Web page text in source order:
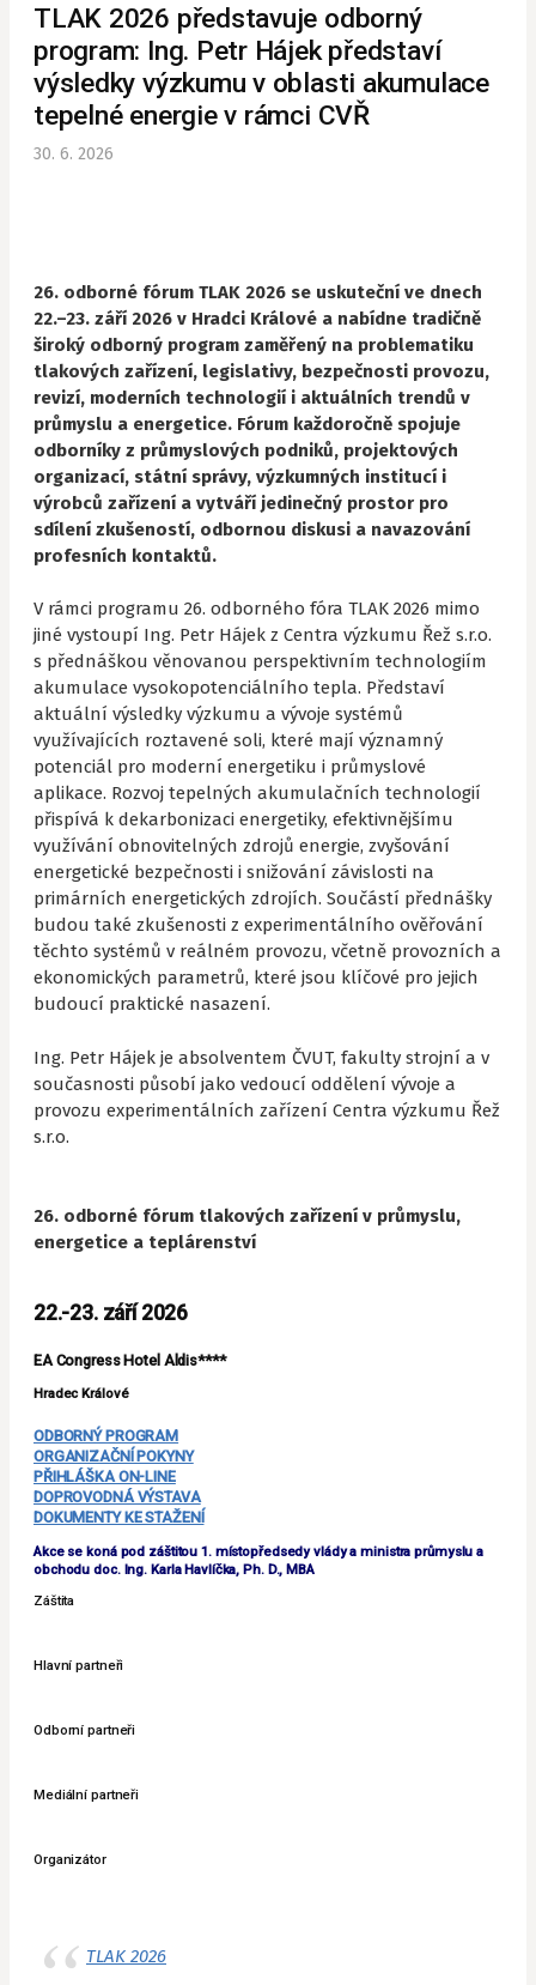
TLAK 2026 představuje odborný
program: Ing. Petr Hájek představí
výsledky výzkumu v oblasti akumulace
tepelné energie v rámci CVŘ
30. 6. 2026
26. odborné fórum TLAK 2026 se uskuteční ve dnech
22.–23. září 2026 v Hradci Králové a nabídne tradičně
široký odborný program zaměřený na problematiku
tlakových zařízení, legislativy, bezpečnosti provozu,
revizí, moderních technologií i aktuálních trendů v
průmyslu a energetice. Fórum každoročně spojuje
odborníky z průmyslových podniků, projektových
organizací, státní správy, výzkumných institucí i
výrobců zařízení a vytváří jedinečný prostor pro
sdílení zkušeností, odbornou diskusi a navazování
profesních kontaktů.
V rámci programu 26. odborného fóra TLAK 2026 mimo
jiné vystoupí Ing. Petr Hájek z Centra výzkumu Řež s.r.o.
s přednáškou věnovanou perspektivním technologiím
akumulace vysokopotenciálního tepla. Představí
aktuální výsledky výzkumu a vývoje systémů
využívajících roztavené soli, které mají významný
potenciál pro moderní energetiku i průmyslové
aplikace. Rozvoj tepelných akumulačních technologií
přispívá k dekarbonizaci energetiky, efektivnějšímu
využívání obnovitelných zdrojů energie, zvyšování
energetické bezpečnosti i snižování závislosti na
primárních energetických zdrojích. Součástí přednášky
budou také zkušenosti z experimentálního ověřování
těchto systémů v reálném provozu, včetně provozních a
ekonomických parametrů, které jsou klíčové pro jejich
budoucí praktické nasazení.
Ing. Petr Hájek je absolventem ČVUT, fakulty strojní a v
současnosti působí jako vedoucí oddělení vývoje a
provozu experimentálních zařízení Centra výzkumu Řež
s.r.o.
26. odborné fórum tlakových zařízení v průmyslu,
energetice a teplárenství
22.-23. září 2026
EA Congress Hotel Aldis****
Hradec Králové
ODBORNÝ PROGRAM
ORGANIZAČNÍ POKYNY
PŘIHLÁŠKA ON-LINE
DOPROVODNÁ VÝSTAVA
DOKUMENTY KE STAŽENÍ
Akce se koná pod záštitou 1. místopředsedy vlády a ministra průmyslu a
obchodu doc. Ing. Karla Havlíčka, Ph. D., MBA
Záštita
Hlavní partneři
Odborní partneři
Mediální partneři
Organizátor
TLAK 2026